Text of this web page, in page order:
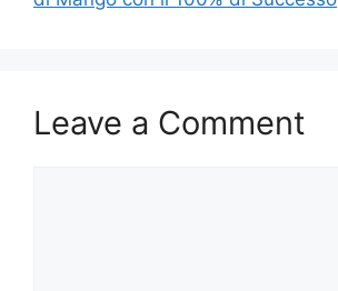
Leave a Comment